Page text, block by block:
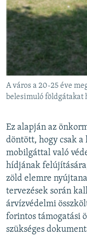
A város a 20-25 éve
belesimuló földgátakat
Ez alapján az
döntött, hogy csak
mobilgáttal való
hídjának
zöld elemre
tervezések során
árvízvédelmi
forintos támogatási
szükséges